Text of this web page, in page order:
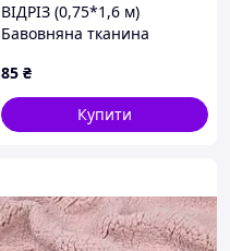
ВІДРІЗ (0,75*1,6 м)
Бавовняна тканина
з квітами на білому (E-382)
85 ₴
Купити